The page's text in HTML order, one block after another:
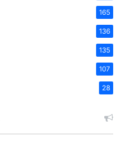
165
136
135
107
28